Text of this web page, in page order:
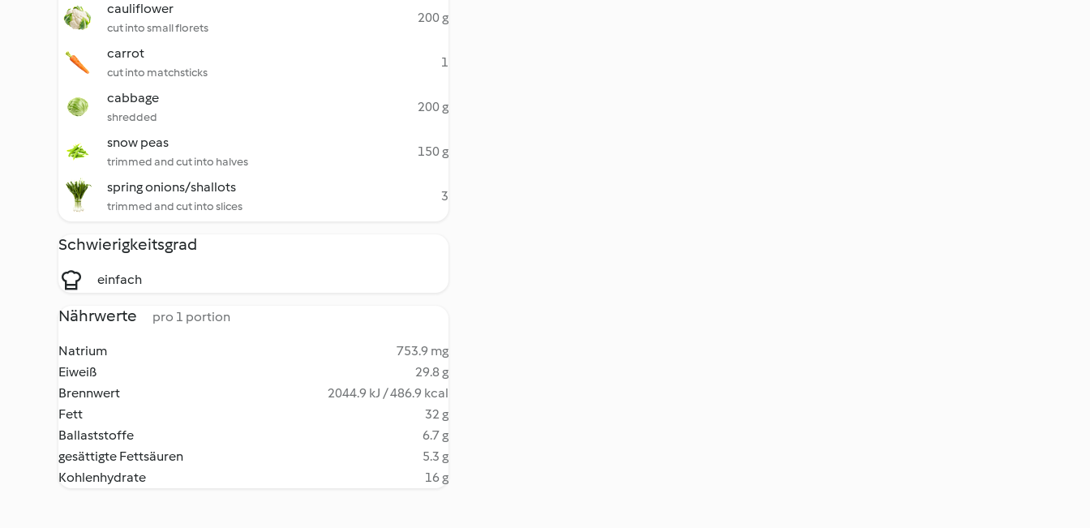
cauliflower
cut into small florets
200 g
carrot
cut into matchsticks
1
cabbage
shredded
200 g
snow peas
trimmed and cut into halves
150 g
spring onions/shallots
trimmed and cut into slices
3
Schwierigkeitsgrad
einfach
Nährwerte pro 1 portion
Natrium
753.9 mg
Eiweiß
29.8 g
Brennwert
2044.9 kJ / 486.9 kcal
Fett
32 g
Ballaststoffe
6.7 g
gesättigte Fettsäuren
5.3 g
Kohlenhydrate
16 g